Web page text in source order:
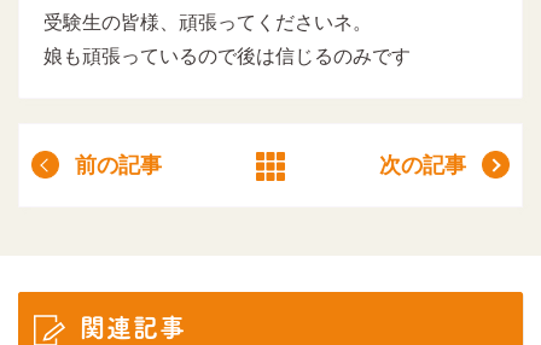
受験生の皆様、頑張ってくださいネ。
娘も頑張っているので後は信じるのみです
前の記事 次の記事
関連記事